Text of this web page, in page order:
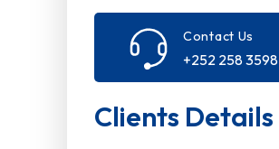
Clients Details
Contact Us
+252 258 3598